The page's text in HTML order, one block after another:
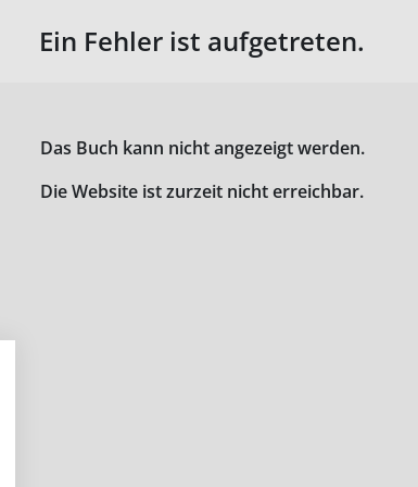
Ein Fehler ist aufgetreten.
Das Buch kann nicht angezeigt werden.
Die Website ist zurzeit nicht erreichbar.